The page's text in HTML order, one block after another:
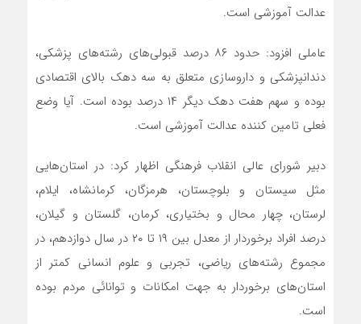
عدالت آموزشی است.
عاملی افزود: حدود ۸۶ درصد قبولی‌های رشته‌های پزشکی،
دندانپزشکی و داروسازی متعلق به سه دهک بالای اقتصادی
بوده و سهم هفت دهک دیگر ۱۴ درصد بوده است. آیا وضع
فعلی تامین کننده عدالت آموزشی است.
دبیر شورای عالی انقلاب فرهنگی اظهار کرد: در استان‌هایی
مثل سیستان و بلوچستان، هرمزگان، کرمانشاه، ایلام،
لرستان، چهار محال و بختیاری، کرمان، گلستان و گیلان،
درصد افراد برخوردار از معدل بین ۱۹ تا ۲۰ در سال دوازدهم، در
مجموع رشته‌های ریاضی، تجربی و علوم انسانی کمتر از
استان‌های برخوردار به جهت امکانات و توانائی مردم بوده
است.